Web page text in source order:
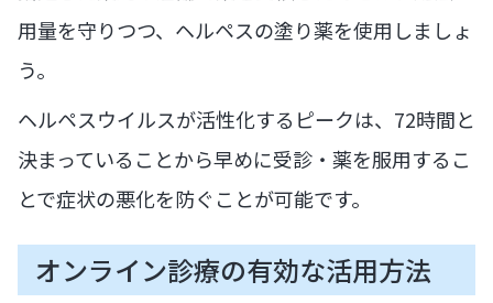
用量を守りつつ、ヘルペスの塗り薬を使用しましょ
う。
ヘルペスウイルスが活性化するピークは、72時間と
決まっていることから早めに受診・薬を服用するこ
とで症状の悪化を防ぐことが可能です。
オンライン診療の有効な活用方法